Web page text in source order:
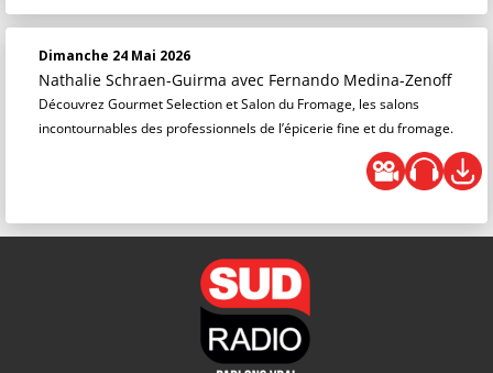
Dimanche 24 Mai 2026
Nathalie Schraen-Guirma avec Fernando Medina-Zenoff
Découvrez Gourmet Selection et Salon du Fromage, les salons
incontournables des professionnels de l’épicerie fine et du fromage.